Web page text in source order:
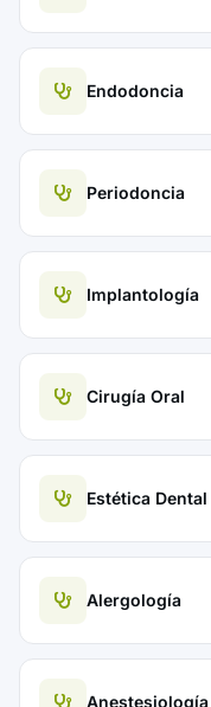
Endodoncia
Periodoncia
Implantología
Cirugía Oral
Estética Dental
Alergología
Anestesiología